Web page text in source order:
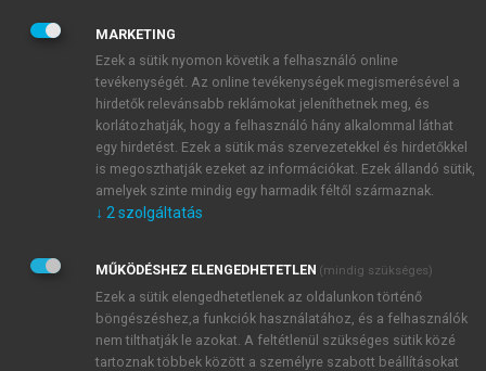
JELSZÓ
JELSZÓ ÚJRA
Kérek értesítést a MeRSZ újdonságairól, akcióiról.
Kérek értesítést az Akadémiai Kiadó Zrt. újdonságairól,
Adatkezelési tájékoztatóbanfoglaltakat tudomásul
veszem és elfogadom.
Általános vásárlási feltételeket, valamint a szotar.netés a
mersz.huoldalak licencszerződéseiben foglaltakat
tudomásul veszem és elfogadom.
MARKETING
Ezek a sütik nyomon követik a felhasználó online
tevékenységét. Az online tevékenységek megismerésével a
hirdetők relevánsabb reklámokat jeleníthetnek meg, és
korlátozhatják, hogy a felhasználó hány alkalommal láthat
egy hirdetést. Ezek a sütik más szervezetekkel és hirdetőkkel
is megoszthatják ezeket az információkat. Ezek állandó sütik,
amelyek szinte mindig egy harmadik féltől származnak.
↓ 2 szolgáltatás
MŰKÖDÉSHEZ ELENGEDHETETLEN (mindig szükséges)
Ezek a sütik elengedhetetlenek az oldalunkon történő
böngészéshez,a funkciók használatához, és a felhasználók
nem tilthatják le azokat. A feltétlenül szükséges sütik közé
tartoznak többek között a személyre szabott beállításokat